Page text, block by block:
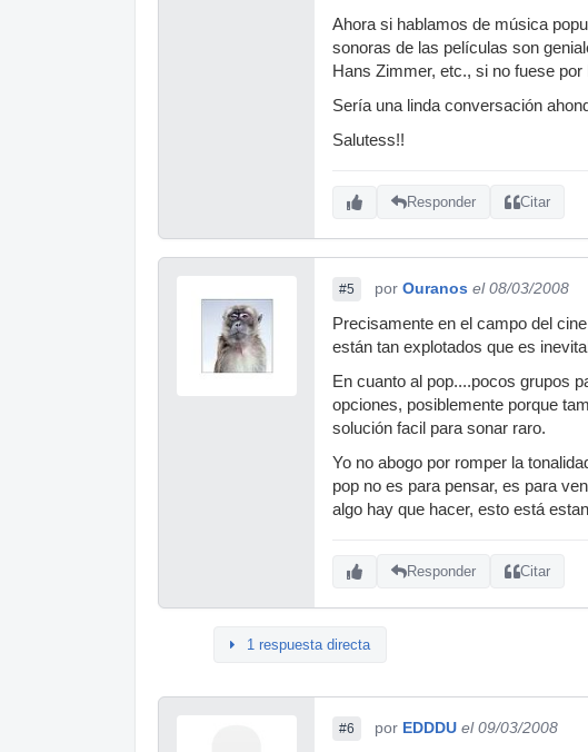
Ahora si hablamos de música
sonoras de las películas son
Hans Zimmer, etc., si no fuese por
Sería una linda conversación
Salutess!!
Responder Citar
#5 por Ouranos el 08/03/2008
Precisamente en el campo del
están tan explotados que es
En cuanto al pop....pocos grupos
opciones, posiblemente porque
solución facil para sonar raro.
Yo no abogo por romper la
pop no es para pensar, es para
algo hay que hacer, esto está
Responder Citar
1 respuesta directa
#6 por EDDDU el 09/03/2008